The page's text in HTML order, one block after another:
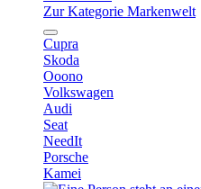
Zur Kategorie Markenwelt
Cupra
Skoda
Ooono
Volkswagen
Audi
Seat
NeedIt
Porsche
Kamei